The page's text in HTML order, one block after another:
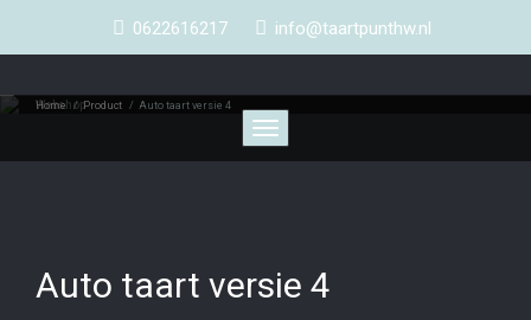
0622616217 info@taartpunthw.nl
Toggle
navigation
Webshop
Home /Product / Auto taart versie 4
Auto taart versie 4